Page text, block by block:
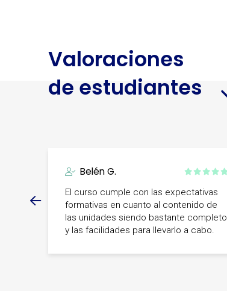
Valoraciones
de estudiantes
Belén G.
El curso cumple con las expectativas
formativas en cuanto al contenido de
las unidades siendo bastante completo
y las facilidades para llevarlo a cabo.